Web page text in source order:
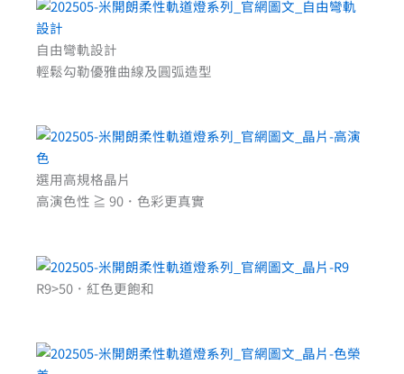
自由彎軌設計
輕鬆勾勒優雅曲線及圓弧造型
選用高規格晶片
高演色性 ≧ 90．色彩更真實
R9>50．紅色更飽和